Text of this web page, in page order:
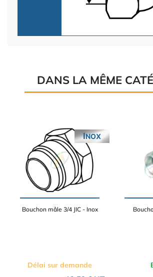
DANS LA MÊME
Bouchon mâle 3/4 JIC - Inox
Délai sur demande
INOX